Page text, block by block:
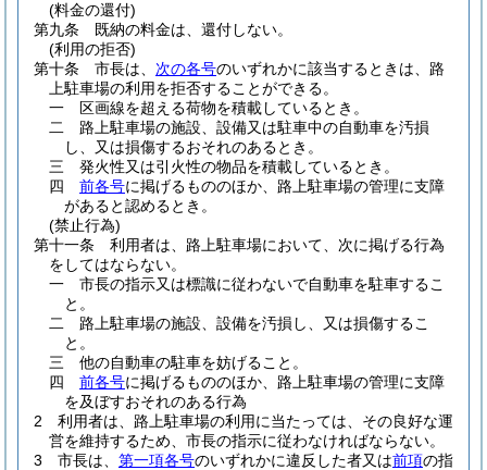
(料金の還付)
第九条
既納の料金は、還付しない。
(利用の拒否)
第十条
市長は、 次の各号のいずれかに該当するときは、路
上駐車場の利用を拒否することができる。
一
区画線を超える荷物を積載しているとき。
二
路上駐車場の施設、設備又は駐車中の自動車を汚損
し、又は損傷するおそれのあるとき。
三
発火性又は引火性の物品を積載しているとき。
四
前各号に掲げるもののほか、路上駐車場の管理に支障
があると認めるとき。
(禁止行為)
第十一条
利用者は、路上駐車場において、次に掲げる行為
をしてはならない。
一
市長の指示又は標識に従わないで自動車を駐車するこ
と。
二
路上駐車場の施設、設備を汚損し、又は損傷するこ
と。
三
他の自動車の駐車を妨げること。
四
前各号に掲げるもののほか、路上駐車場の管理に支障
を及ぼすおそれのある行為
2
利用者は、路上駐車場の利用に当たっては、その良好な運
営を維持するため、市長の指示に従わなければならない。
3
市長は、 第一項各号のいずれかに違反した者又は前項の指